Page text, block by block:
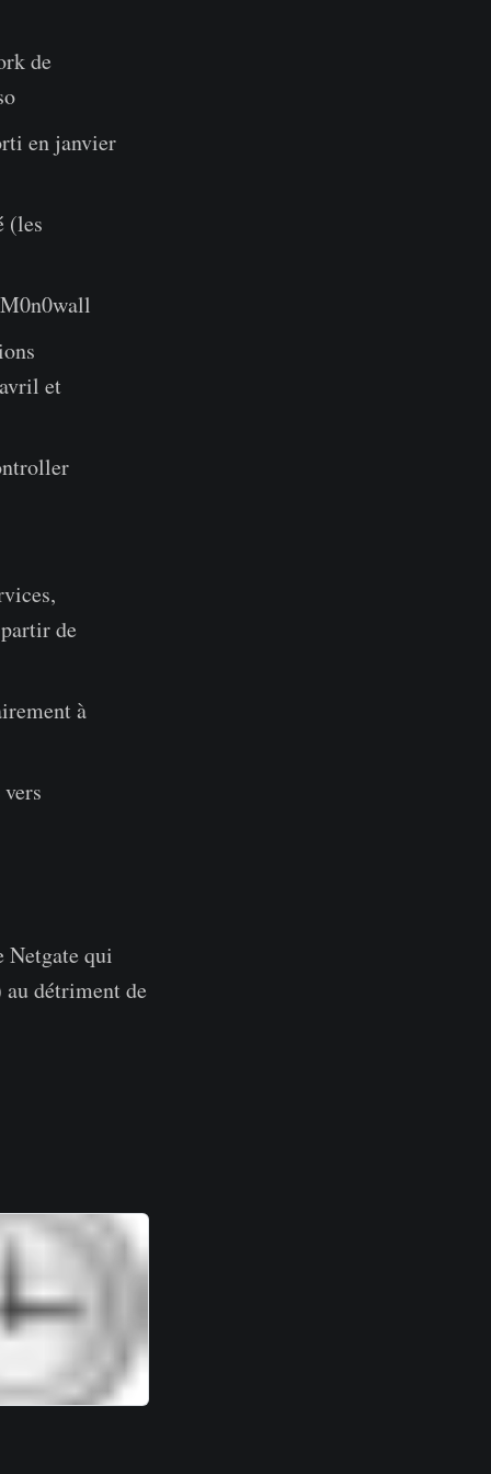
de
en janvier
(les
et
de
à
Netgate qui
au détriment de